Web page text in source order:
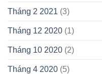
Tháng 2 2021 (3)
Tháng 12 2020 (1)
Tháng 10 2020 (2)
Tháng 4 2020 (5)